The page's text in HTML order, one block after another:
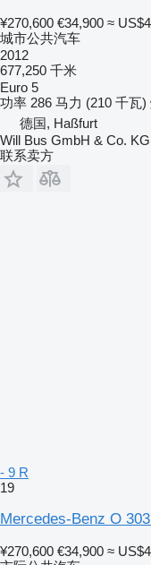
¥270,600 €34,900 ≈
城市公共汽车
2012
677,250 千米
Euro 5
功率 286 马力 (210 千瓦)
德国, Haßfurt
Will Bus GmbH & Co. KG
联系卖方
- 9 R
19
Mercedes-Benz O
¥270,600 €34,900 ≈